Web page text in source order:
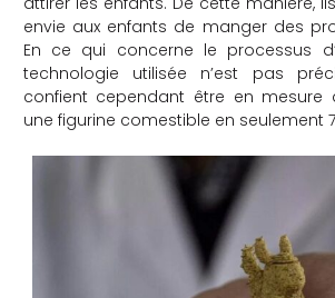
envie aux enfants de manger des
En ce qui concerne le processus
technologie utilisée n’est pas
confient cependant être en mesure
une figurine comestible en seulement